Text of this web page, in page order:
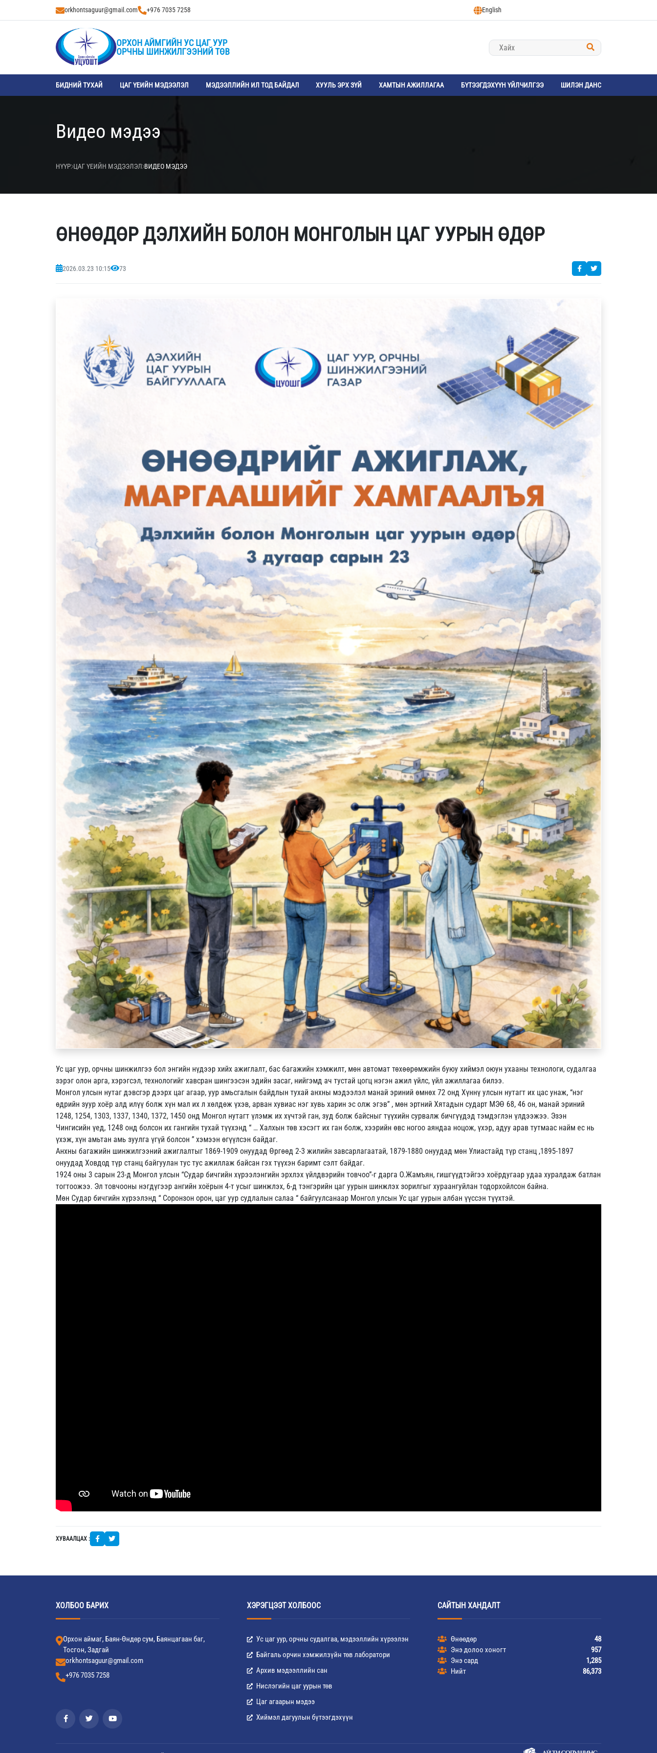
orkhontsaguur@gmail.com +976 7035 7258 English
ОРХОН АЙМГИЙН УС ЦАГ УУР
ОРЧНЫ ШИНЖИЛГЭЭНИЙ ТӨВ
БИДНИЙ ТУХАЙ ЦАГ ҮЕИЙН МЭДЭЭЛЭЛ МЭДЭЭЛЛИЙН ИЛ ТОД БАЙДАЛ ХУУЛЬ ЭРХ ЗҮЙ ХАМТЫН АЖИЛЛАГАА БҮТЭЭГДЭХҮҮН ҮЙЛЧИЛГЭЭ ШИЛЭН ДАНС
Видео мэдээ
НҮҮР ЦАГ ҮЕИЙН МЭДЭЭЛЭЛ ВИДЕО МЭДЭЭ
ӨНӨӨДӨР ДЭЛХИЙН БОЛОН МОНГОЛЫН ЦАГ УУРЫН ӨДӨР
2026.03.23 10:15 73
Ус цаг уур, орчны шинжилгээ бол энгийн нүдээр хийх ажиглалт, бас багажийн хэмжилт, мөн автомат төхөөрөмжийн буюу хиймэл оюун ухааны технологи, судалгаа
зэрэг олон арга, хэрэгсэл, технологийг хавсран шингээсэн эдийн засаг, нийгэмд ач тустай цогц нэгэн ажил үйлс, үйл ажиллагаа билээ.
Монгол улсын нутаг дэвсгэр дээрх цаг агаар, уур амьсгалын байдлын тухай анхны мэдээлэл манай эриний өмнөх 72 онд Хүннү улсын нутагт их цас унаж, “нэг
өдрийн зуур хоёр алд илүү болж хүн мал их л хөлдөж үхэв, арван хувиас нэг хувь харин эс олж эгэв” , мөн эртний Хятадын сударт МЭӨ 68, 46 он, манай эриний
1248, 1254, 1303, 1337, 1340, 1372, 1450 онд Монгол нутагт үлэмж их хүчтэй ган, зуд болж байсныг түүхийн сурвалж бичгүүдэд тэмдэглэн үлдээжээ. Эзэн
Чингисийн үед, 1248 онд болсон их гангийн тухай түүхэнд “ … Халхын төв хэсэгт их ган болж, хээрийн өвс ногоо аяндаа ноцож, үхэр, адуу арав тутмаас найм ес нь
үхэж, хүн амьтан амь зуулга үгүй болсон ” хэмээн өгүүлсэн байдаг.
Анхны багажийн шинжилгээний ажиглалтыг 1869-1909 онуудад Өргөөд 2-3 жилийн завсарлагаатай, 1879-1880 онуудад мөн Улиастайд түр станц ,1895-1897
онуудад Ховдод түр станц байгуулан тус тус ажиллаж байсан гэх түүхэн баримт сэлт байдаг.
1924 оны 3 сарын 23-д Монгол улсын “Судар бичгийн хүрээлэнгийн эрхлэх үйлдвэрийн товчоо”-г дарга О.Жамъян, гишгүүдтэйгээ хоёрдугаар удаа хуралдаж батлан
тогтоожээ. Эл товчооны нэгдүгээр ангийн хоёрын 4-т усыг шинжлэх, 6-д тэнгэрийн цаг уурын шинжлэх зорилгыг хураангуйлан тодорхойлсон байна.
Мөн Судар бичгийн хүрээлэнд “ Соронзон орон, цаг уур судлалын салаа “ байгуулсанаар Монгол улсын Ус цаг уурын албан үүссэн түүхтэй.
ХУВААЛЦАХ :
ХОЛБОО БАРИХ
Орхон аймаг, Баян-Өндөр сум, Баянцагаан баг,
Тосгон, Задгай
orkhontsaguur@gmail.com
+976 7035 7258
ХЭРЭГЦЭЭТ ХОЛБООС
Ус цаг уур, орчны судалгаа, мэдээллийн хүрээлэн
Байгаль орчин хэмжилзүйн төв лаборатори
Архив мэдээллийн сан
Нислэгийн цаг уурын төв
Цаг агаарын мэдээ
Хиймэл дагуулын бүтээгдэхүүн
САЙТЫН ХАНДАЛТ
Өнөөдөр
48
Энэ долоо хоногт
957
Энэ сард
1,285
Нийт
86,373